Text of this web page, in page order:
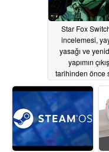
Star Fox
incelemesi,
yasağı ve
yapımın çıkış
tarihinden önce
06/24/2026